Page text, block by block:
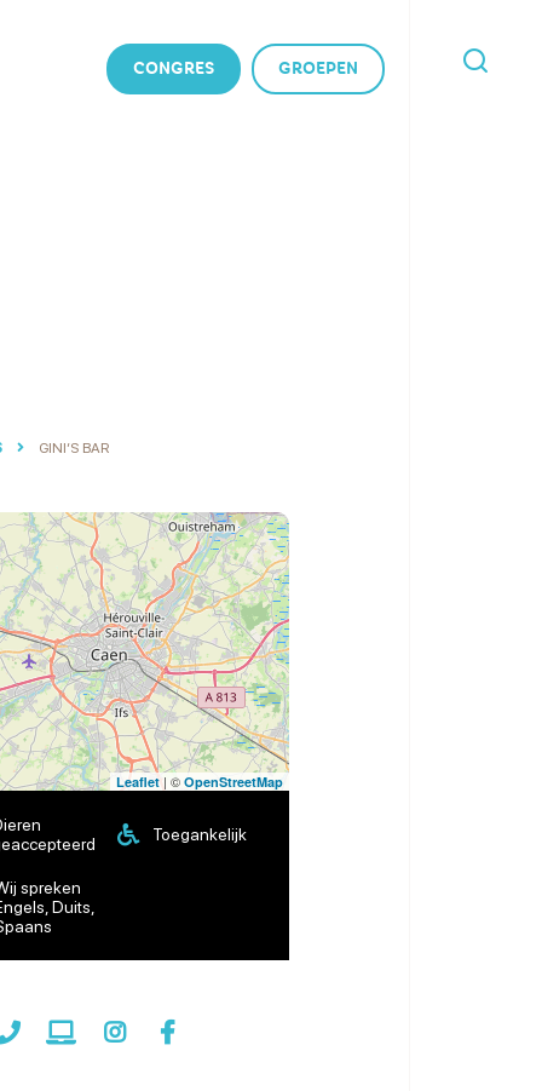
CONGRES GROEPEN
GINI’S BAR
Leaflet| ©OpenStreetMap
Toegankelijk
spreken
Duits,